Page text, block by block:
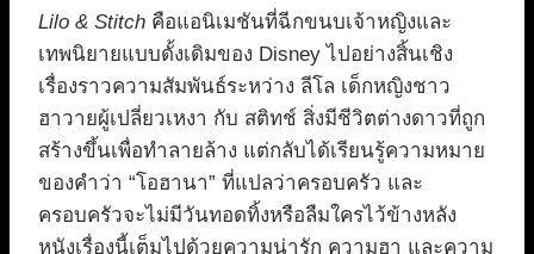
Lilo & Stitch คือแอนิเมชันที่ฉีกขนบเจ้าหญิงและ
เทพนิยายแบบดั้งเดิมของ Disney ไปอย่างสิ้นเชิง
เรื่องราวความสัมพันธ์ระหว่าง ลีโล เด็กหญิงชาว
ฮาวายผู้เปลี่ยวเหงา กับ สติทช์ สิ่งมีชีวิตต่างดาวที่ถูก
สร้างขึ้นเพื่อทำลายล้าง แต่กลับได้เรียนรู้ความหมาย
ของคำว่า “โอฮานา” ที่แปลว่าครอบครัว และ
ครอบครัวจะไม่มีวันทอดทิ้งหรือลืมใครไว้ข้างหลัง
หนังเรื่องนี้เต็มไปด้วยความน่ารัก ความฮา และความ